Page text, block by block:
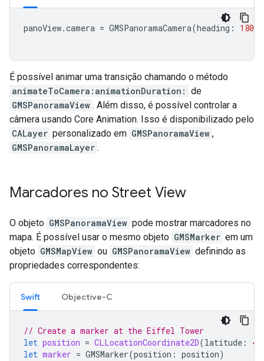
panoView.camera = GMSPanoramaCamera(heading : 180
É possível animar uma transição chamando o método
animateToCamera:animationDuration: de
GMSPanoramaView . Além disso, é possível controlar a
câmera usando Core Animation. Isso é disponibilizado pelo
CALayer personalizado em GMSPanoramaView ,
GMSPanoramaLayer .
Marcadores no Street View
O objeto GMSPanoramaView pode mostrar marcadores no
mapa. É possível usar o mesmo objeto GMSMarker em um
objeto GMSMapView ou GMSPanoramaView definindo as
propriedades correspondentes:
Swift Objective-C
// Create a marker at the Eiffel Tower
let position = CLLocationCoordinate2D(latitude :
let marker = GMSMarker(position : position)